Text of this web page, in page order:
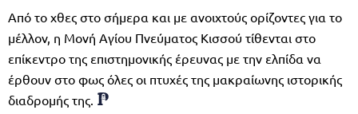
Από το χθες στο σήμερα και με ανοιχτούς ορίζοντες για το
μέλλον, η Μονή Αγίου Πνεύματος Κισσού τίθενται στο
επίκεντρο της επιστημονικής έρευνας με την ελπίδα να
έρθουν στο φως όλες οι πτυχές της μακραίωνης ιστορικής
διαδρομής της.